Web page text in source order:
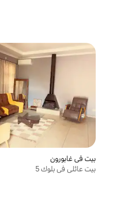
بيت في غابورون
بيت عائلي في بلوك 5